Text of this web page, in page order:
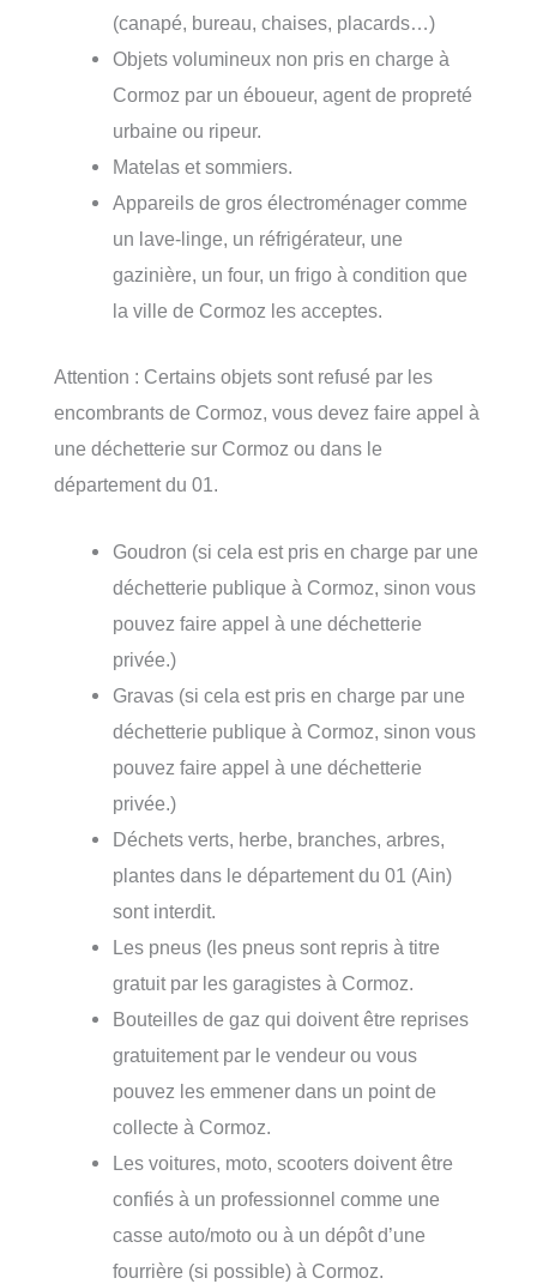
(canapé, bureau, chaises, placards…)
Objets volumineux non pris en charge à
Cormoz par un éboueur, agent de propreté
urbaine ou ripeur.
Matelas et sommiers.
Appareils de gros électroménager comme
un lave-linge, un réfrigérateur, une
gazinière, un four, un frigo à condition que
la ville de Cormoz les acceptes.
Attention : Certains objets sont refusé par les
encombrants de Cormoz, vous devez faire appel à
une déchetterie sur Cormoz ou dans le
département du 01.
Goudron (si cela est pris en charge par une
déchetterie publique à Cormoz, sinon vous
pouvez faire appel à une déchetterie
privée.)
Gravas (si cela est pris en charge par une
déchetterie publique à Cormoz, sinon vous
pouvez faire appel à une déchetterie
privée.)
Déchets verts, herbe, branches, arbres,
plantes dans le département du 01 (Ain)
sont interdit.
Les pneus (les pneus sont repris à titre
gratuit par les garagistes à Cormoz.
Bouteilles de gaz qui doivent être reprises
gratuitement par le vendeur ou vous
pouvez les emmener dans un point de
collecte à Cormoz.
Les voitures, moto, scooters doivent être
confiés à un professionnel comme une
casse auto/moto ou à un dépôt d’une
fourrière (si possible) à Cormoz.